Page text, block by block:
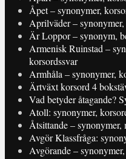
Åpet – synonymer,
Aprilväder –
Är Loppor – synonym,
Armenisk Ruinstad –
korsordssvar
Armhåla – synonymer,
Ärtväxt korsord 4
Vad betyder åtagande?
Atoll: synonymer,
Åtsittande – synonymer,
Avgör Klassfråga:
Avgörande –